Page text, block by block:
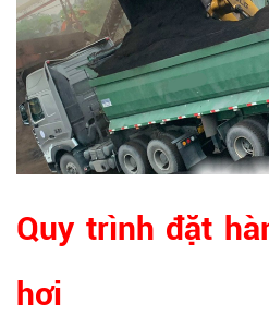
Quy trình đặt
hơi